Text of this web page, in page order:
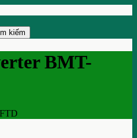
BMT-